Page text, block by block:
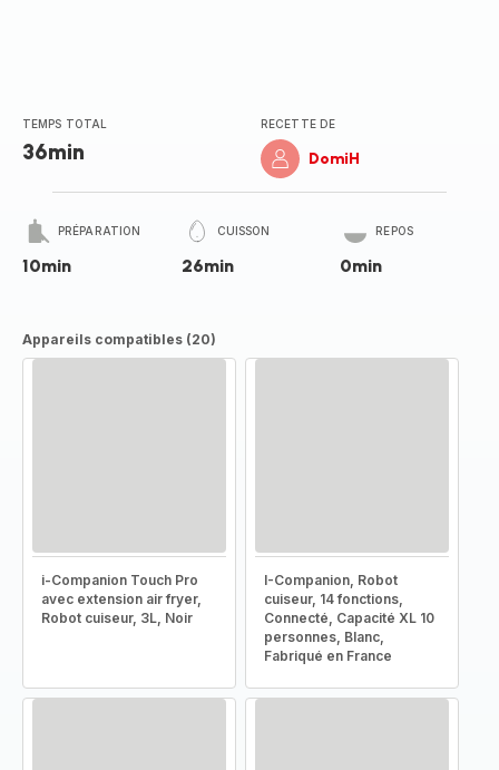
TEMPS TOTAL
36min
RECETTE DE
DomiH
PRÉPARATION
10min
CUISSON
26min
REPOS
0min
Appareils compatibles (20)
i-Companion Touch Pro
avec extension air fryer,
Robot cuiseur, 3L, Noir
I-Companion, Robot
cuiseur, 14 fonctions,
Connecté, Capacité XL 10
personnes, Blanc,
Fabriqué en France